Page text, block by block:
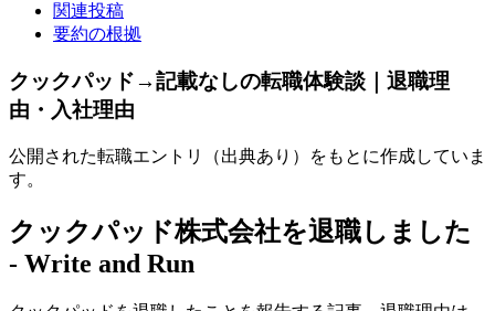
関連投稿
要約の根拠
クックパッド→記載なしの転職体験談｜退職理
由・入社理由
公開された転職エントリ（出典あり）をもとに作成していま
す。
クックパッド株式会社を退職しました
- Write and Run